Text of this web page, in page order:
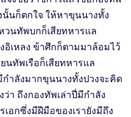
นก็ตกใจ ให้หาขุนนางทั้ง
วนทัพบกก็เสียทหารแล
เหลง ข้าศึกก็ตามมาล้อมไว้
นทัพเรือก็เสียทหารแล
ำลังมากขุนนางทั้งปวงจะคิด
ว่า ถึงกองทัพเล่าปี่มีกำลัง
อกซึ่งมีฝีมือของเรายังมีถึง